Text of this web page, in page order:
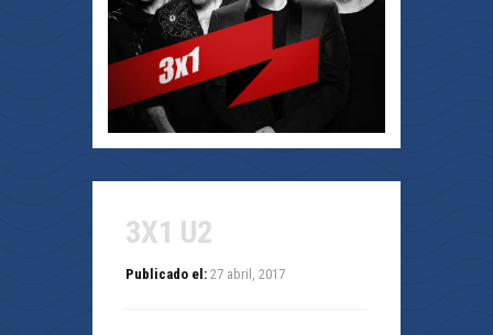
3X1 U2
Publicado el: 27 abril, 2017